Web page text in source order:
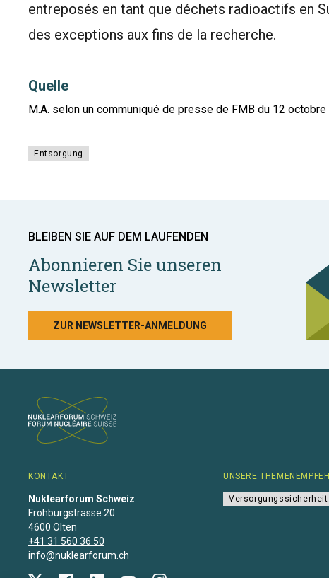
entreposés en tant que déchets radioactifs en
des exceptions aux fins de la recherche.
Quelle
M.A. selon un communiqué de presse de FMB du 12 octobre
Entsorgung
BLEIBEN SIE AUF DEM LAUFENDEN
Abonnieren Sie unseren
Newsletter
ZUR NEWSLETTER-ANMELDUNG
KONTAKT
Nuklearforum Schweiz
Frohburgstrasse 20
4600 Olten
+41 31 560 36 50
info@nuklearforum.ch
UNSERE
Versorgungssicherheit